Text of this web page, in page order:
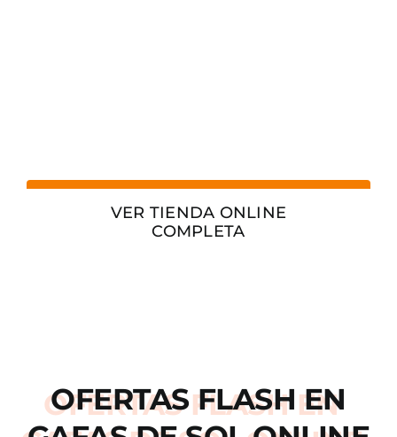
VER TIENDA ONLINE
COMPLETA
OFERTAS FLASH EN